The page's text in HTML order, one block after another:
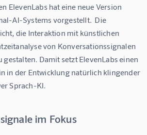
ElevenLabs hat eine neue Version
AI-Systems vorgestellt.  Die
die Interaktion mit künstlichen
von Konversationssignalen
Damit setzt ElevenLabs einen
in der Entwicklung natürlich klingender
Sprach-KI.
im Fokus